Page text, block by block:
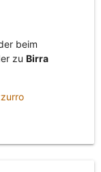
beim
zu Birra